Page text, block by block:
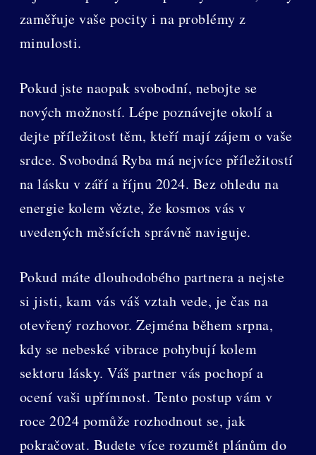
zaměřuje vaše pocity i na problémy z
minulosti.
Pokud jste naopak svobodní, nebojte se
nových možností. Lépe poznávejte okolí a
dejte příležitost těm, kteří mají zájem o vaše
srdce. Svobodná Ryba má nejvíce příležitostí
na lásku v září a říjnu 2024. Bez ohledu na
energie kolem vězte, že kosmos vás v
uvedených měsících správně naviguje.
Pokud máte dlouhodobého partnera a nejste
si jisti, kam vás váš vztah vede, je čas na
otevřený rozhovor. Zejména během srpna,
kdy se nebeské vibrace pohybují kolem
sektoru lásky. Váš partner vás pochopí a
ocení vaši upřímnost. Tento postup vám v
roce 2024 pomůže rozhodnout se, jak
pokračovat. Budete více rozumět plánům do